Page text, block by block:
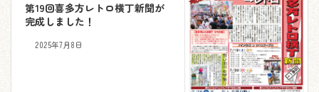
第19回喜多方レトロ横丁新聞が
完成しました！
2025年7月8日